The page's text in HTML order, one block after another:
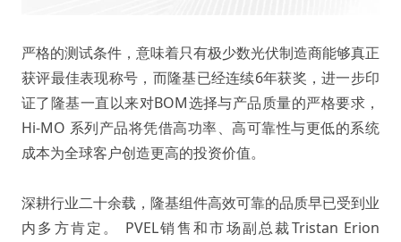
严格的测试条件，意味着只有极少数光伏制造商能够真正
获评最佳表现称号，而隆基已经连续6年获奖，进一步印
证了隆基一直以来对BOM选择与产品质量的严格要求，
Hi-MO 系列产品将凭借高功率、高可靠性与更低的系统
成本为全球客户创造更高的投资价值。
深耕行业二十余载，隆基组件高效可靠的品质早已受到业
内多方肯定。
PVEL销售和市场副总裁Tristan Erion